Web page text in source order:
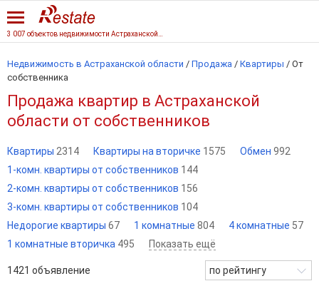
Недвижимость в Астраханской области / Продажа / Квартиры / От
собственника
Продажа квартир в Астраханской
области от собственников
Квартиры 2314 Квартиры на вторичке 1575 Обмен 992
1-комн. квартиры от собственников 144
2-комн. квартиры от собственников 156
3-комн. квартиры от собственников 104
Недорогие квартиры 67 1 комнатные 804 4 комнатные 57
1 комнатные вторичка 495 Показать ещё
1421 объявление по рейтингу